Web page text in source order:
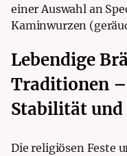
einer Auswahl an
Kaminwurzen
Lebendige
Traditionen
Stabilität und
Die religiösen Feste